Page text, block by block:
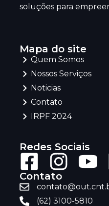
soluções para
Mapa do site
Quem Somos
Nossos Serviços
Noticias
Contato
IRPF 2024
Redes Sociais
Contato
(62) 3100-5810